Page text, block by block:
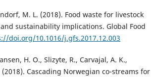
M. L. (2018). Food waste for livestock
sustainability implications. Global Food
doi.org/10.1016/j.gfs.2017.12.003
H. O., Slizyte, R., Carvajal, A. K.,
Cascading Norwegian co-streams for